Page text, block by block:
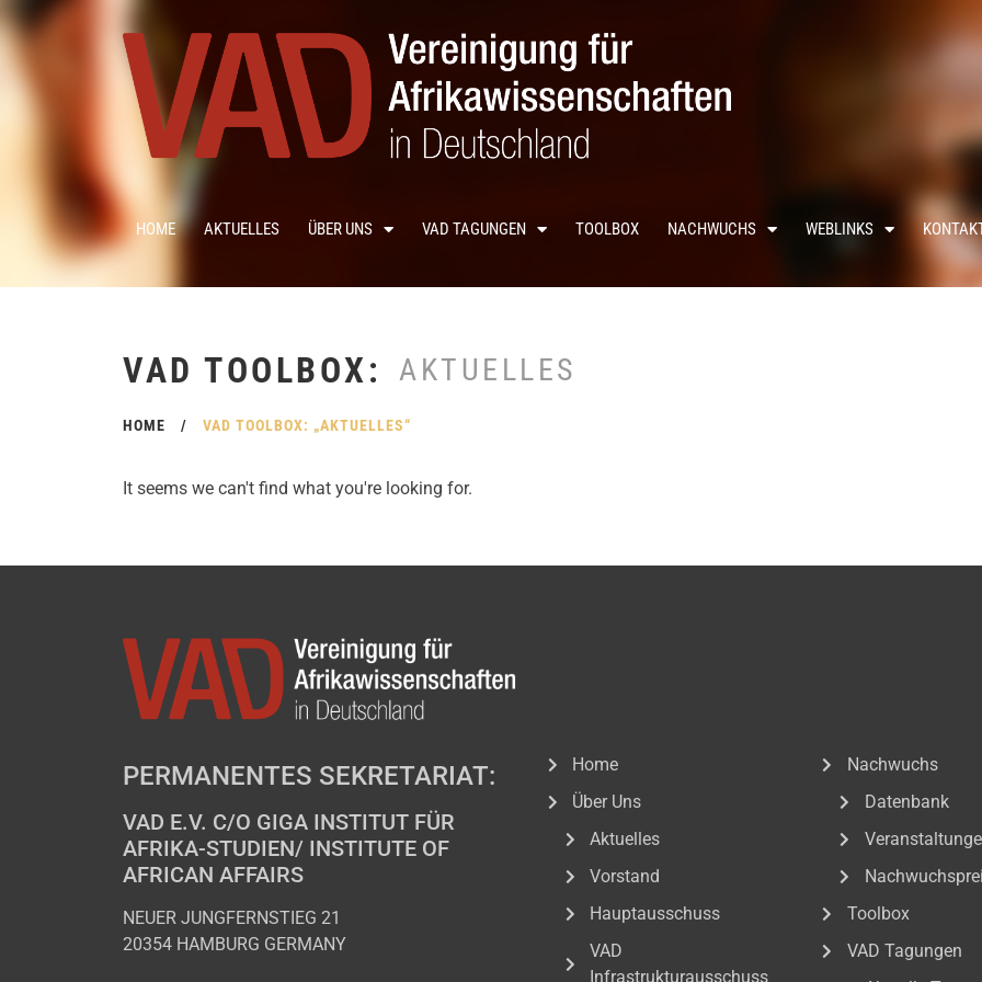
HOME AKTUELLES ÜBER UNS VAD TAGUNGEN TOOLBOX NACHWUCHS WEBLINKS
VAD TOOLBOX: AKTUELLES
HOME / VAD TOOLBOX: „AKTUELLES“
It seems we can't find what you're looking for.
PERMANENTES SEKRETARIAT:
VAD E.V. C/O GIGA INSTITUT FÜR
AFRIKA-STUDIEN/ INSTITUTE OF
AFRICAN AFFAIRS
NEUER JUNGFERNSTIEG 21
20354 HAMBURG GERMANY
Home
Über Uns
Aktuelles
Vorstand
Hauptausschuss
VAD
Infrastrukturausschuss
Nachwuchs
Datenbank
Toolbox
VAD Tagungen